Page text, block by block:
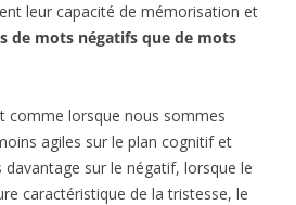
leur capacité de mémorisation et
de mots négatifs que de mots
comme lorsque nous sommes
agiles sur le plan cognitif et
sur le négatif, lorsque le
caractéristique de la tristesse, le